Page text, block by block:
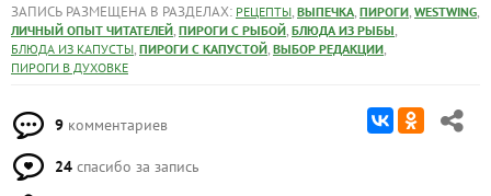
ЗАПИСЬ РАЗМЕЩЕНА В РАЗДЕЛАХ: РЕЦЕПТЫ, ВЫПЕЧКА, ПИРОГИ, WESTWING,
ЛИЧНЫЙ ОПЫТ ЧИТАТЕЛЕЙ, ПИРОГИ С РЫБОЙ, БЛЮДА ИЗ РЫБЫ,
БЛЮДА ИЗ КАПУСТЫ, ПИРОГИ С КАПУСТОЙ, ВЫБОР РЕДАКЦИИ,
ПИРОГИ В ДУХОВКЕ
9 комментариев
24 спасибо за запись